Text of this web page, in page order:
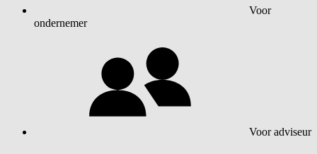
Voor
ondernemer
Voor adviseur